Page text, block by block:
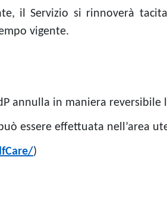
il Servizio si rinnoverà
vigente.
annulla in maniera reversibile
essere effettuata nell’area
)